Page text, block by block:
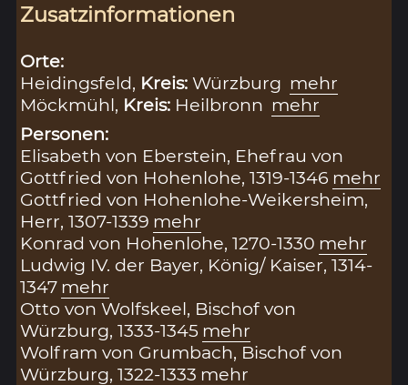
Zusatzinformationen
Orte:
Heidingsfeld, Kreis:Würzburg mehr
Möckmühl, Kreis: Heilbronn mehr
Personen:
Elisabeth von Eberstein, Ehefrau von
Gottfried von Hohenlohe, 1319-1346 mehr
Gottfried von Hohenlohe-Weikersheim,
Herr, 1307-1339 mehr
Konrad von Hohenlohe, 1270-1330 mehr
Ludwig IV. der Bayer, König/ Kaiser, 1314-
1347 mehr
Otto von Wolfskeel, Bischof von
Würzburg, 1333-1345 mehr
Wolfram von Grumbach, Bischof von
Würzburg, 1322-1333 mehr